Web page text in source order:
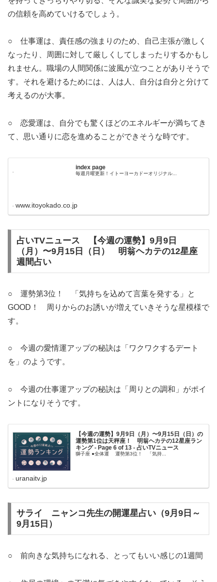
の信頼を高めていけるでしょう。
○ 仕事運は、責任感の強まりのため、自己主張が激しく
なったり、周囲に対して厳しくしてしまったりするかもし
れません。職場の人間関係に波風が立つことがありそうで
す。それを避けるためには、人は人、自分は自分と分けて
考えるのが大事。
○ 恋愛運は、自分でも驚くほどのエネルギーが満ちてき
て、思い通りに恋を進めることができそうな時です。
index page
毎週月曜更新！イトーヨーカドーオリジナル...
www.itoyokado.co.jp
占いTVニュース 【今週の運勢】9月9日
（月）〜9月15日（日） 明翁ヘカテの12星座
週間占い
○ 運勢第3位！ 「気持ちを込めて言葉を発する」と
GOOD！ 周りからのお誘いが増えていきそうな星模様で
す。
○ 今週の愛情運アップの秘訣は「ワクワクするデート
を」のようです。
○ 今週の仕事運アップの秘訣は「周りとの調和」がポイ
ントになりそうです。
【今週の運勢】9月9日（月）〜9月15日（日）の
運勢第1位は天秤座！ 明翁ヘカテの12星座ラン
キング - Page 6 of 13 - 占いTVニュース
獅子座 ●全体運 運勢第3位！ 「気持...
uranaitv.jp
サライ ニャンコ先生の開運星占い（9月9日～
9月15日）
○ 前向きな気持ちになれる、とってもいい感じの1週間